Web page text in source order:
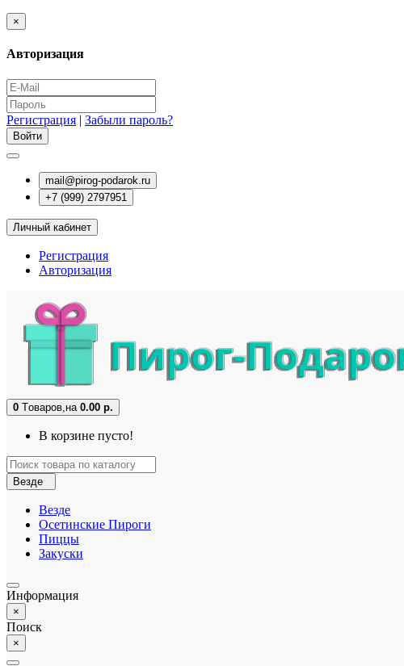
×
Авторизация
Регистрация | Забыли пароль?
mail@pirog-podarok.ru
+7 (999) 2797951
Личный кабинет
Регистрация
Авторизация
0 Tоваров, на 0.00 р.
В корзине пусто!
Везде
Везде
Осетинские Пироги
Пиццы
Закуски
Информация
×
Поиск
×